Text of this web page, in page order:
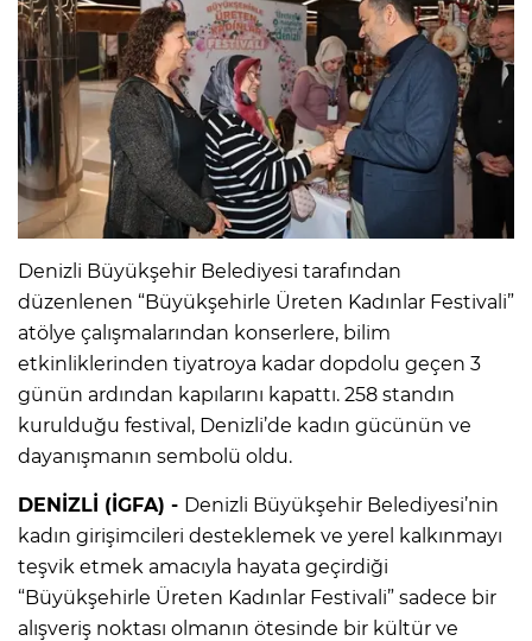
Denizli Büyükşehir Belediyesi tarafından
düzenlenen “Büyükşehirle Üreten Kadınlar Festivali”
atölye çalışmalarından konserlere, bilim
etkinliklerinden tiyatroya kadar dopdolu geçen 3
günün ardından kapılarını kapattı. 258 standın
kurulduğu festival, Denizli’de kadın gücünün ve
dayanışmanın sembolü oldu.
DENİZLİ (İGFA) - Denizli Büyükşehir Belediyesi’nin
kadın girişimcileri desteklemek ve yerel kalkınmayı
teşvik etmek amacıyla hayata geçirdiği
“Büyükşehirle Üreten Kadınlar Festivali” sadece bir
alışveriş noktası olmanın ötesinde bir kültür ve